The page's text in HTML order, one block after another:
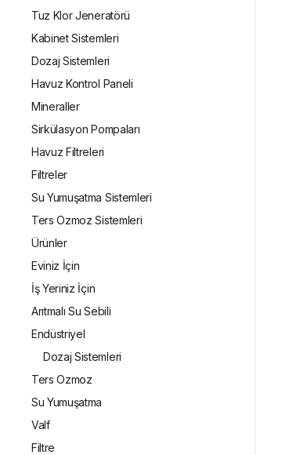
Tuz Klor Jeneratörü
Kabinet Sistemleri
Dozaj Sistemleri
Havuz Kontrol Paneli
Mineraller
Sirkülasyon Pompaları
Havuz Filtreleri
Filtreler
Su Yumuşatma Sistemleri
Ters Ozmoz Sistemleri
Ürünler
Eviniz İçin
İş Yeriniz İçin
Arıtmalı Su Sebili
Endüstriyel
Dozaj Sistemleri
Ters Ozmoz
Su Yumuşatma
Valf
Filtre